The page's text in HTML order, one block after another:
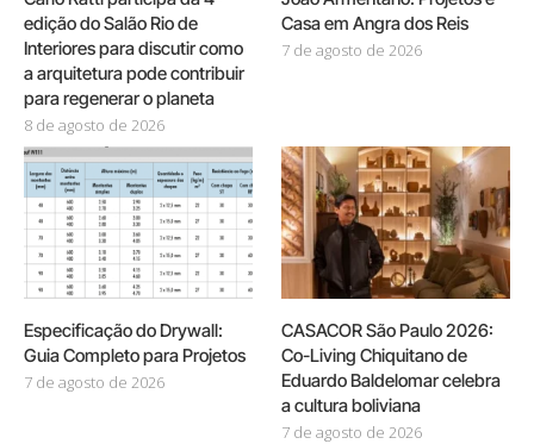
edição do Salão Rio de
Interiores para discutir como
a arquitetura pode contribuir
para regenerar o planeta
8 de agosto de 2026
Casa em Angra dos Reis
7 de agosto de 2026
Especificação do Drywall:
Guia Completo para Projetos
7 de agosto de 2026
CASACOR São Paulo 2026:
Co-Living Chiquitano de
Eduardo Baldelomar celebra
a cultura boliviana
7 de agosto de 2026